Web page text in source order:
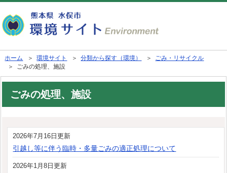
ホーム ＞環境サイト ＞分類から探す（環境） ＞
ごみ・リサイクル
＞ ごみの処理、施設
ごみの処理、施設
2026年7月16日更新
引越し等に伴う臨時・多量ごみの適正処理について
2026年1月8日更新